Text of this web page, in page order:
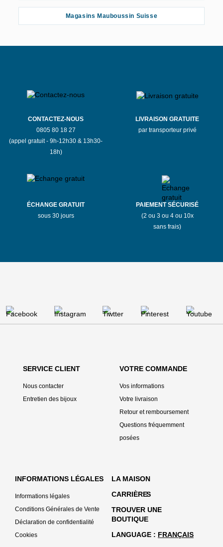
Magasins Mauboussin Suisse
CONTACTEZ-NOUS
0805 80 18 27
(appel gratuit - 9h-12h30 & 13h30-
18h)
LIVRAISON GRATUITE
par transporteur privé
ÉCHANGE GRATUIT
sous 30 jours
PAIEMENT SÉCURISÉ
(2 ou 3 ou 4 ou 10x
sans frais)
SERVICE CLIENT
Nous contacter
Entretien des bijoux
VOTRE COMMANDE
Vos informations
Votre livraison
Retour et remboursement
Questions fréquemment
posées
INFORMATIONS LÉGALES
Informations légales
Conditions Générales de Vente
Déclaration de confidentialité
Cookies
LA MAISON
CARRIÈRES
TROUVER UNE
BOUTIQUE
LANGUAGE
FRANÇAIS